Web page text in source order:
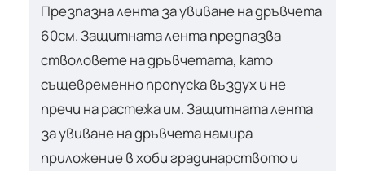
Презпазна лента за увиване на дръвчета
60см. Защитната лента предпазва
стволовете на дръвчетата, като
същевременно пропуска въздух и не
пречи на растежа им. Защитната лента
за увиване на дръвчета намира
приложение в хоби градинарството и